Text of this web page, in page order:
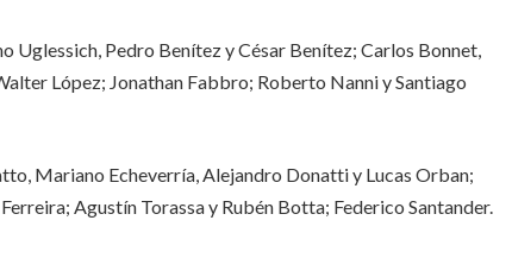
Pedro Benítez y César Benítez; Carlos Bonnet,
López; Jonathan Fabbro; Roberto Nanni y Santiago
Mariano Echeverría, Alejandro Donatti y Lucas Orban;
Agustín Torassa y Rubén Botta; Federico Santander.